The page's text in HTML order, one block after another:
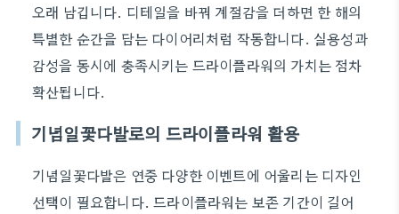
오래 남깁니다. 디테일을 바꿔 계절감을 더하면 한 해의
특별한 순간을 담는 다이어리처럼 작동합니다. 실용성과
감성을 동시에 충족시키는 드라이플라워의 가치는 점차
확산됩니다.
기념일꽃다발로의 드라이플라워 활용
기념일꽃다발은 연중 다양한 이벤트에 어울리는 디자인
선택이 필요합니다. 드라이플라워는 보존 기간이 길어